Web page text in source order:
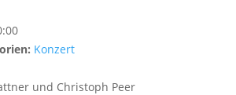
Konzert
und Christoph Peer